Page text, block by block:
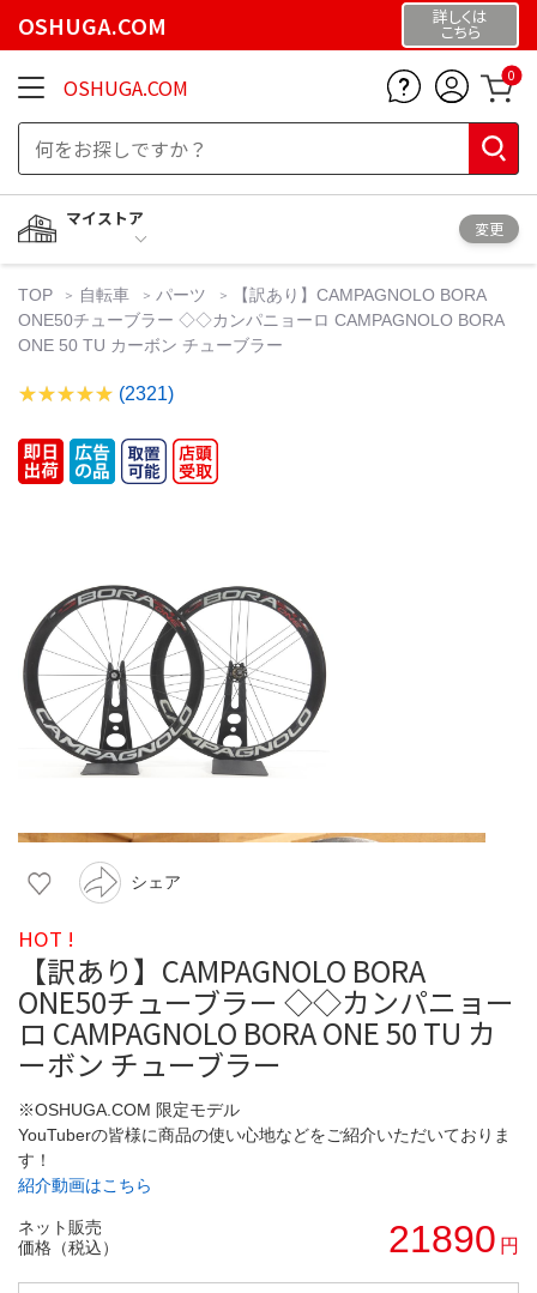
OSHUGA.COM 詳しくは
こちら
OSHUGA.COM 0
マイストア
変更
TOP 自転車 パーツ
【訳あり】CAMPAGNOLO BORA
ONE50チューブラー ◇◇カンパニョーロ CAMPAGNOLO BORA
ONE 50 TU カーボン チューブラー
(2321)
シェア
HOT !
【訳あり】CAMPAGNOLO BORA
ONE50チューブラー ◇◇カンパニョー
ロ CAMPAGNOLO BORA ONE 50 TU カ
ーボン チューブラー
※OSHUGA.COM 限定モデル
YouTuberの皆様に商品の使い心地などをご紹介いただいておりま
す！
紹介動画はこちら
ネット販売
価格（税込）
21890 円